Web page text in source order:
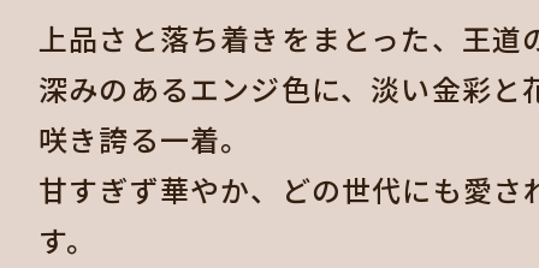
上品さと落ち着きをまとった、王道
深みのあるエンジ色に、淡い金彩と
咲き誇る一着。
甘すぎず華やか、どの世代にも愛さ
す。